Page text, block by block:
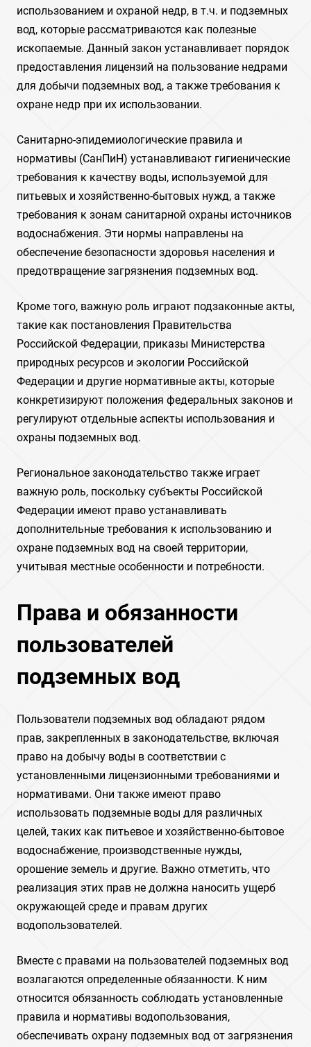
использованием и охраной недр, в т.ч. и подземных
вод, которые рассматриваются как полезные
ископаемые. Данный закон устанавливает порядок
предоставления лицензий на пользование недрами
для добычи подземных вод, а также требования к
охране недр при их использовании.
Санитарно-эпидемиологические правила и
нормативы (СанПиН) устанавливают гигиенические
требования к качеству воды, используемой для
питьевых и хозяйственно-бытовых нужд, а также
требования к зонам санитарной охраны источников
водоснабжения. Эти нормы направлены на
обеспечение безопасности здоровья населения и
предотвращение загрязнения подземных вод.
Кроме того, важную роль играют подзаконные акты,
такие как постановления Правительства
Российской Федерации, приказы Министерства
природных ресурсов и экологии Российской
Федерации и другие нормативные акты, которые
конкретизируют положения федеральных законов и
регулируют отдельные аспекты использования и
охраны подземных вод.
Региональное законодательство также играет
важную роль, поскольку субъекты Российской
Федерации имеют право устанавливать
дополнительные требования к использованию и
охране подземных вод на своей территории,
учитывая местные особенности и потребности.
Права и обязанности
пользователей
подземных вод
Пользователи подземных вод обладают рядом
прав, закрепленных в законодательстве, включая
право на добычу воды в соответствии с
установленными лицензионными требованиями и
нормативами. Они также имеют право
использовать подземные воды для различных
целей, таких как питьевое и хозяйственно-бытовое
водоснабжение, производственные нужды,
орошение земель и другие. Важно отметить, что
реализация этих прав не должна наносить ущерб
окружающей среде и правам других
водопользователей.
Вместе с правами на пользователей подземных вод
возлагаются определенные обязанности. К ним
относится обязанность соблюдать установленные
правила и нормативы водопользования,
обеспечивать охрану подземных вод от загрязнения